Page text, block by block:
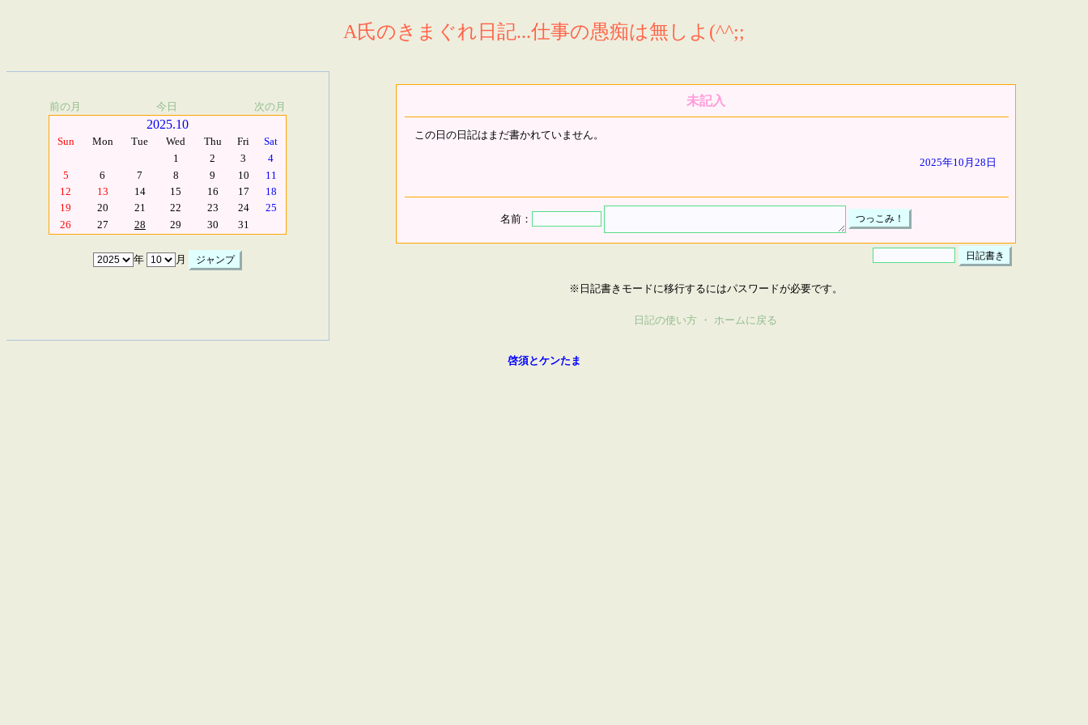
A氏のきまぐれ日記...仕事の愚痴は無しよ(^^;;
前の月 今日 次の月
2025.10
Sun Mon Tue Wed Thu Fri
Sat
1
2 3
4
5
6 7 8 9 10
11
12
13 14 15 16 17
18
19
20 21 22 23 24
25
26
27 28 29 30 31
年 月
未記入
この日の日記はまだ書かれていません。
2025年10月28日
名前：
※日記書きモードに移行するにはパスワードが必要です。
日記の使い方 ・ ホームに戻る
啓須とケンたま